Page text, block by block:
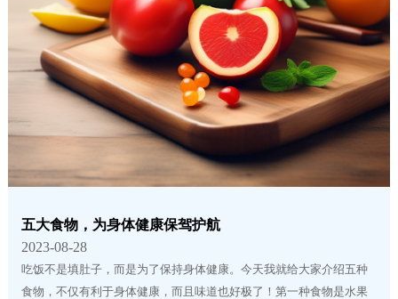
五大食物，为身体健康保驾护航
2023-08-28
吃饭不是填肚子，而是为了保持身体健康。今天我就给大家介绍五种
食物，不仅有利于身体健康，而且味道也好极了！第一种食物是水果